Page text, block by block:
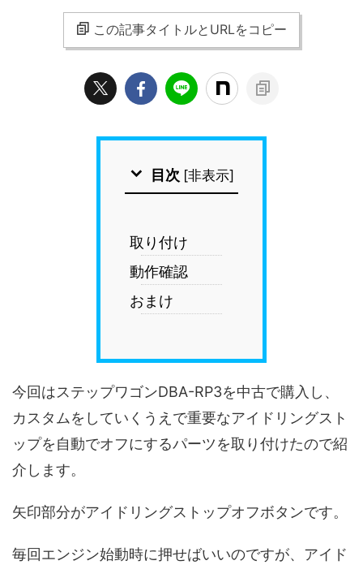
この記事タイトルとURLをコピー
目次 [非表示]
取り付け
動作確認
おまけ
今回はステップワゴンDBA-RP3を中古で購入し、
カスタムをしていくうえで重要なアイドリングスト
ップを自動でオフにするパーツを取り付けたので紹
介します。
矢印部分がアイドリングストップオフボタンです。
毎回エンジン始動時に押せばいいのですが、アイド